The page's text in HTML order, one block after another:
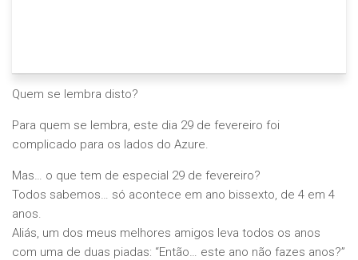
Quem se lembra disto?
Para quem se lembra, este dia 29 de fevereiro foi
complicado para os lados do Azure.
Mas… o que tem de especial 29 de fevereiro?
Todos sabemos… só acontece em ano bissexto, de 4 em 4
anos.
Aliás, um dos meus melhores amigos leva todos os anos
com uma de duas piadas: “Então… este ano não fazes anos?”